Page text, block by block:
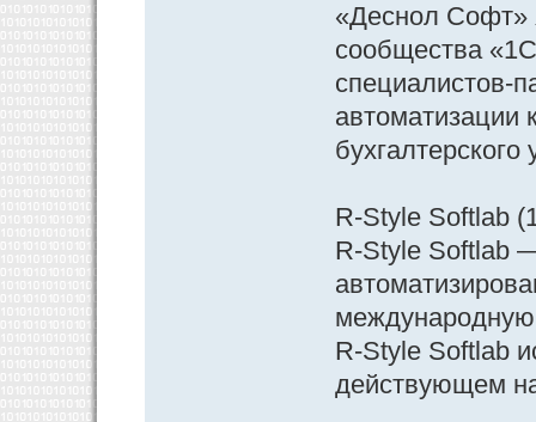
«Деснол Софт»
сообщества
специалистов-
автоматизации
R-Style Softlab
R-Style Softlab
R-Style Softlab
действующем